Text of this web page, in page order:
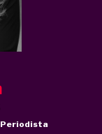
Periodista